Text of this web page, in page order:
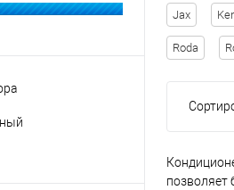
Jax
Roda
позволяет